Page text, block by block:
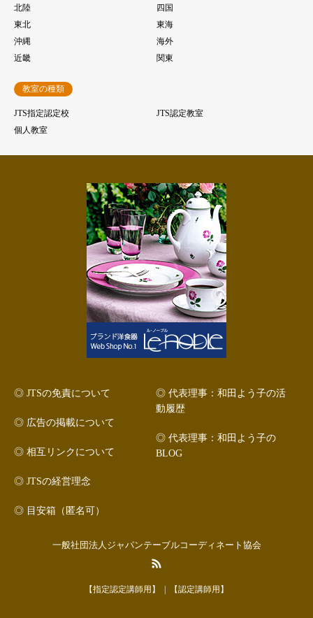
北陸
四国
東北
東海
沖縄
海外
近畿
関東
教室の種類
JTS指定認定校
JTS認定教室
個人教室
◎ JTSの免責について
◎ 広告の掲載について
◎ 相互リンクについて
◎ JTSの経営理念
◎ 目安箱（匿名可）
◎ 代表理事：和田よう子の活
動履歴
◎ 代表理事：和田よう子の
BLOG
一般社団法人ジャパンテーブルコーディネート協会
【指定認定講師用】 【認定講師用】